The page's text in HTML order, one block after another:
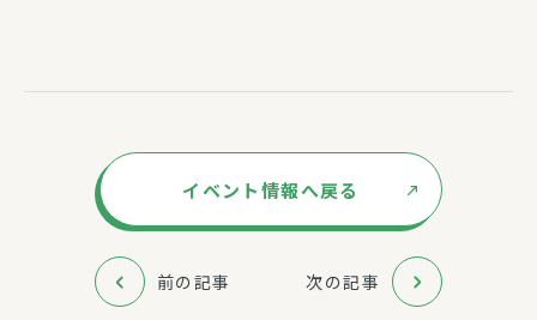
イベント情報へ戻る
前の記事 次の記事